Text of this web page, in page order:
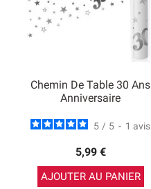
Chemin De Table 30 Ans
Anniversaire
5 / 5 - 1 avis
5,99 €
AJOUTER AU PANIER